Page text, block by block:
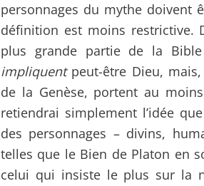
personnages du mythe doivent
définition est moins restrictive.
plus grande partie de la
impliquent peut-être Dieu,
de la Genèse, portent au
retiendrai simplement l’idée
des personnages – divins,
telles que le Bien de Platon en
celui qui insiste le plus sur la